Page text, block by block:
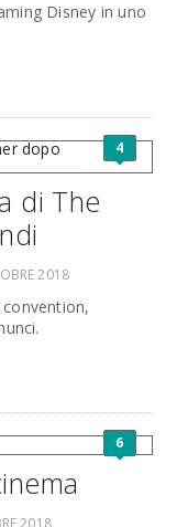
Disney in uno
4
di The
2018
6
2018